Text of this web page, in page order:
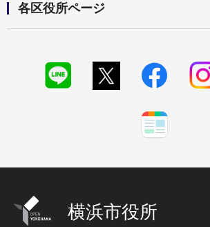
各区役所ページ
横浜市役所